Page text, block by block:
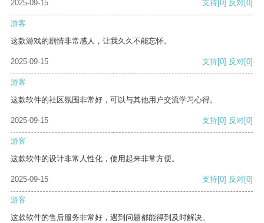
2025-09-15 支持[0] 反对[0]
游客
这款游戏的剧情非常感人，让我久久不能忘怀。
2025-09-15 支持[0] 反对[0]
游客
这款软件的社区氛围非常好，可以与其他用户交流学习心得。
2025-09-15 支持[0] 反对[0]
游客
这款软件的设计非常人性化，使用起来非常方便。
2025-09-15 支持[0] 反对[0]
游客
这款软件的售后服务非常好，遇到问题都能得到及时解决。